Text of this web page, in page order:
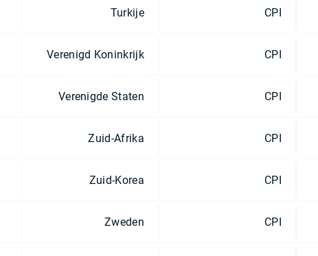
Turkije CPI
Verenigd Koninkrijk CPI
Verenigde Staten CPI
Zuid-Afrika CPI
Zuid-Korea CPI
Zweden CPI